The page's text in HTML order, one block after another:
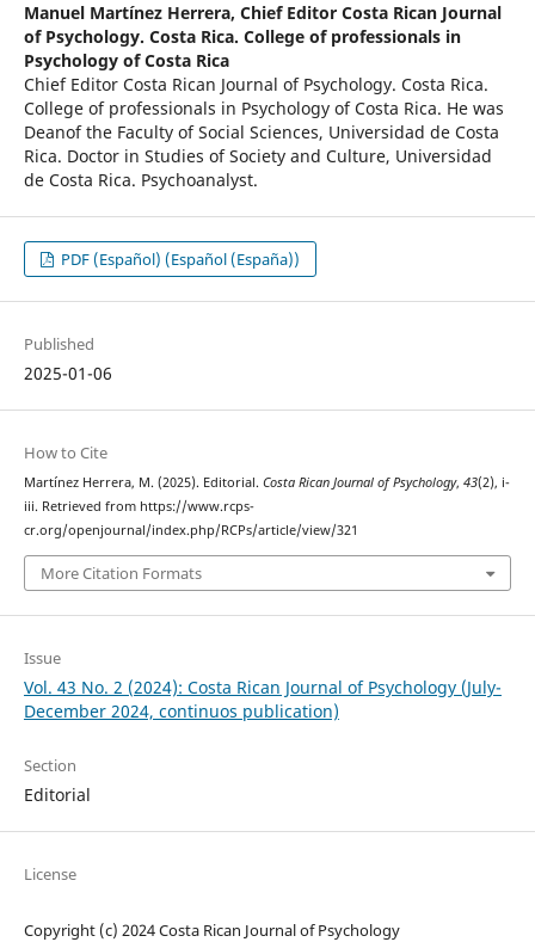
Manuel Martínez Herrera, Chief Editor Costa Rican Journal
of Psychology. Costa Rica. College of professionals in
Psychology of Costa Rica
Chief Editor Costa Rican Journal of Psychology. Costa Rica.
College of professionals in Psychology of Costa Rica. He was
Deanof the Faculty of Social Sciences, Universidad de Costa
Rica. Doctor in Studies of Society and Culture, Universidad
de Costa Rica. Psychoanalyst.
PDF (Español) (Español (España))
Published
2025-01-06
How to Cite
Martínez Herrera, M. (2025). Editorial. Costa Rican Journal of Psychology, 43(2), i-
iii. Retrieved from https://www.rcps-
cr.org/openjournal/index.php/RCPs/article/view/321
More Citation Formats
Issue
Vol. 43 No. 2 (2024): Costa Rican Journal of Psychology (July-
December 2024, continuos publication)
Section
Editorial
License
Copyright (c) 2024 Costa Rican Journal of Psychology